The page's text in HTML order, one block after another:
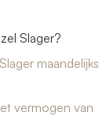
Slager?
maandelijks
vermogen van